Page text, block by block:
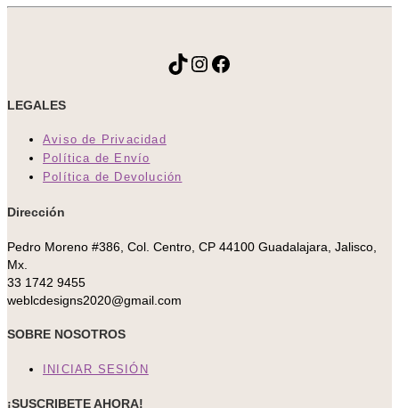
TikTok
Instagram
Facebook
LEGALES
Aviso de Privacidad
Política de Envío
Política de Devolución
Dirección
Pedro Moreno #386, Col. Centro, CP 44100 Guadalajara, Jalisco,
Mx.
33 1742 9455
weblcdesigns2020@gmail.com
SOBRE NOSOTROS
INICIAR SESIÓN
¡SUSCRIBETE AHORA!